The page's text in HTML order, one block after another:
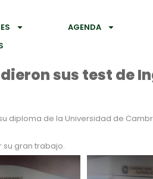
AGENDA
sus test de
de la Universidad de
gran trabajo.